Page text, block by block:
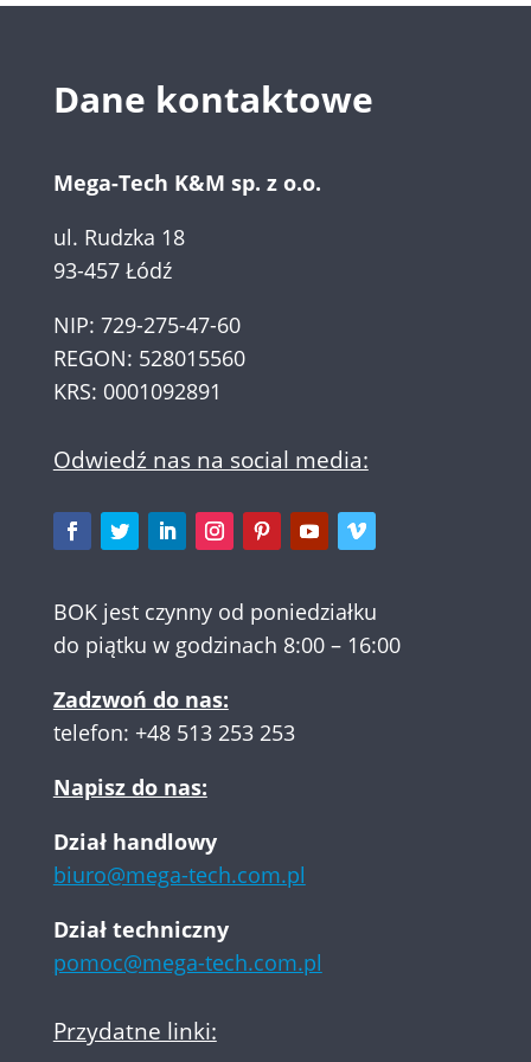
Dane kontaktowe
Mega-Tech K&M sp. z o.o.
ul. Rudzka 18
93-457 Łódź
NIP: 729-275-47-60
REGON: 528015560
KRS: 0001092891
Odwiedź nas na social media:
BOK jest czynny od poniedziałku
do piątku w godzinach 8:00 – 16:00
Zadzwoń do nas:
telefon: +48 513 253 253
Napisz do nas:
Dział handlowy
biuro@mega-tech.com.pl
Dział techniczny
pomoc@mega-tech.com.pl
Przydatne linki: